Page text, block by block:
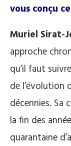
vous conçu
Muriel Sirat-
approche
qu’il faut
de l’évolution
décennies. Sa
la fin des
quarantaine